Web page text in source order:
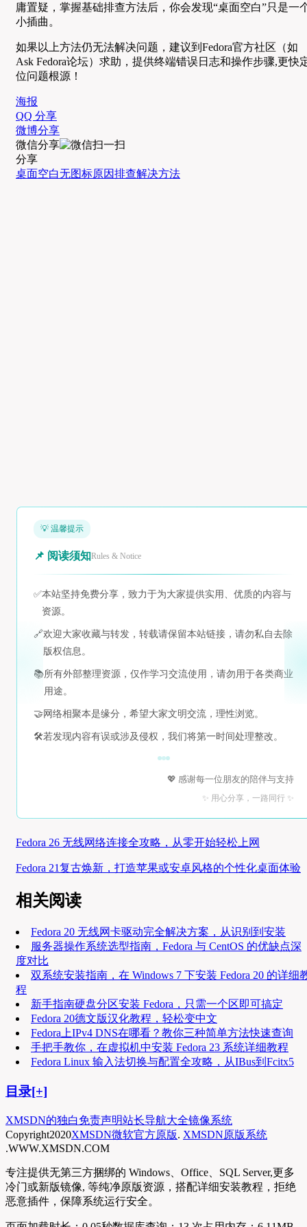
庸置疑，掌握基础排查方法后，你会发现“桌面空白”只是一
小插曲。
如果以上方法仍无法解决问题，建议到Fedora官方社区（如
Ask Fedora论坛）求助，提供终端错误日志和操作步骤,更快
位问题根源！
海报
QQ 分享
微博分享
微信分享
分享
桌面空白无图标原因排查解决方法
💡 温馨提示
📌 阅读须知Rules & Notice
✅本站坚持免费分享，致力于为大家提供实用、优质的内容与
资源。
🔗欢迎大家收藏与转发，转载请保留本站链接，请勿私自去除
版权信息。
📚所有外部整理资源，仅作学习交流使用，请勿用于各类商业
用途。
🤝 网络相聚本是缘分，希望大家文明交流，理性浏览。
🛠️若发现内容有误或涉及侵权，我们将第一时间处理整改。
💖 感谢每一位朋友的陪伴与支持
✨ 用心分享，一路同行 ✨
Fedora 26 无线网络连接全攻略，从零开始轻松上网
Fedora 21复古焕新，打造苹果或安卓风格的个性化桌面体验
相关阅读
Fedora 20 无线网卡驱动完全解决方案，从识别到安装
服务器操作系统选型指南，Fedora 与 CentOS 的优缺点深
度对比
双系统安装指南，在 Windows 7 下安装 Fedora 20 的详细
程
新手指南硬盘分区安装 Fedora，只需一个区即可搞定
Fedora 20德文版汉化教程，轻松变中文
Fedora上IPv4 DNS在哪看？教你三种简单方法快速查询
手把手教你，在虚拟机中安装 Fedora 23 系统详细教程
Fedora Linux 输入法切换与配置全攻略，从IBus到Fcitx5
目录[+]
XMSDN的独白免责声明站长导航大全镜像系统
Copyright2020XMSDN微软官方原版. XMSDN原版系统
.WWW.XMSDN.COM
专注提供无第三方捆绑的 Windows、Office、SQL Server,更多
冷门或新版镜像, 等纯净原版资源，搭配详细安装教程，拒绝
恶意插件，保障系统运行安全。